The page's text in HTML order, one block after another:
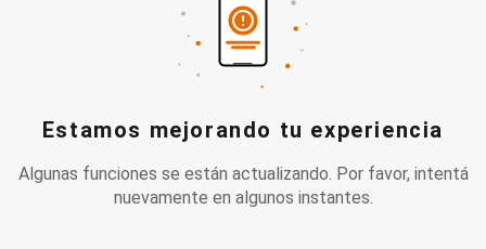
Estamos mejorando tu experiencia
Algunas funciones se están actualizando. Por favor, intentá
nuevamente en algunos instantes.